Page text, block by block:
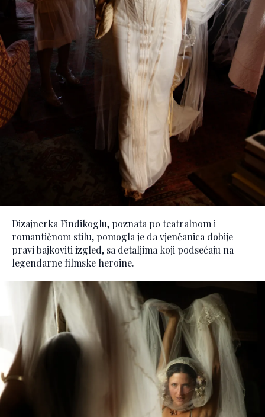
Dizajnerka Findikoglu, poznata po teatralnom i
romantičnom stilu, pomogla je da vjenčanica dobije
pravi bajkoviti izgled, sa detaljima koji podsećaju na
legendarne filmske heroine.